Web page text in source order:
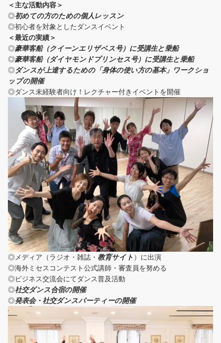
＜主な活動内容＞
◎初めての方のための個人レッスン
◎初心者を対象としたダンスイベント
＜最近の実績＞
◎豪華客船（クイーンエリザベス号）に受講生と乗船
◎豪華客船（ダイヤモンドプリンセス号）に受講生と乗船
◎ダンスが上達するための「身体の使い方の基本」ワークショ
ップの開催
◎ダンス未経験者向け！レクチャー付きイベントを開催
◎メディア（ラジオ・雑誌・ 教育サイト ）に出演
◎海外ミセスコンテスト公式講師・審査員を努める
◎ビジネス交流会にてダンス普及活動
◎社交ダンス合宿の開催
◎発表会・社交ダンスパーティーの開催